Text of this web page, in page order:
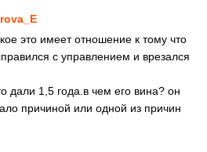
это имеет отношение к тому что
с управлением и врезался
дали 1,5 года.в чем его вина? он
причиной или одной из причин